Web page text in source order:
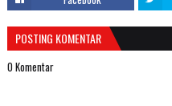
POSTING KOMENTAR
0 Komentar